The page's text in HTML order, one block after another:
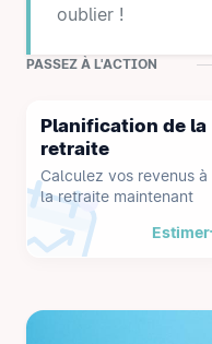
oublier !
PASSEZ À L'ACTION
Planification de la
retraite
Calculez vos revenus à
la retraite maintenant
Estimer